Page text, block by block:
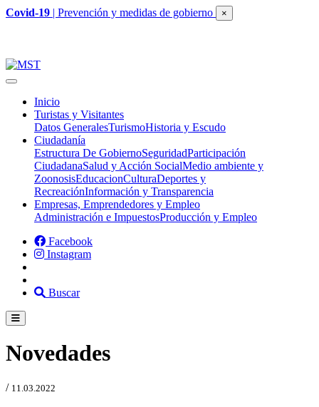
Covid-19 | Prevención y medidas de gobierno ×
Inicio
Turistas y Visitantes
Datos GeneralesTurismoHistoria y Escudo
Ciudadanía
Estructura De GobiernoSeguridadParticipación
CiudadanaSalud y Acción SocialMedio ambiente y
ZoonosisEducacionCulturaDeportes y
RecreaciónInformación y Transparencia
Empresas, Emprendedores y Empleo
Administración e ImpuestosProducción y Empleo
Facebook
Instagram
Buscar
Novedades
/ 11.03.2022